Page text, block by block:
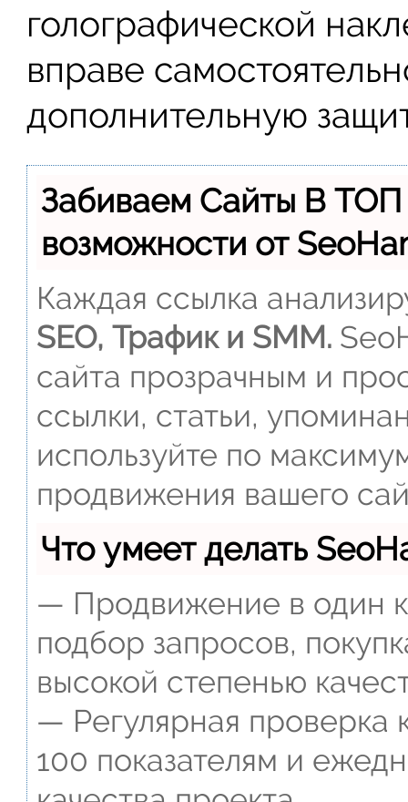
голографической
вправе
дополнительную
Забиваем Сайты В
возможности от
Каждая ссылка
SEO, Трафик и SMM.
сайта прозрачным и
ссылки, статьи,
используйте по
продвижения вашего
Что умеет делать
— Продвижение в один
подбор запросов,
высокой степенью
— Регулярная проверка
100 показателям и